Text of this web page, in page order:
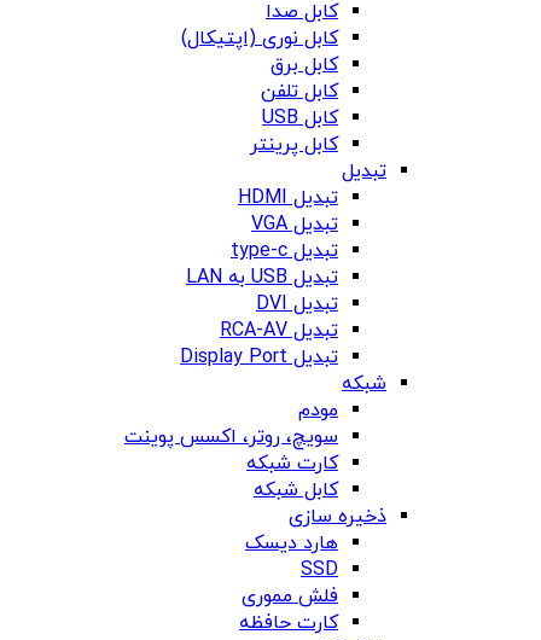
کابل صدا
کابل نوری (اپتیکال)
کابل برق
کابل تلفن
کابل USB
کابل پرینتر
تبدیل
تبدیل HDMI
تبدیل VGA
تبدیل type-c
تبدیل USB به LAN
تبدیل DVI
تبدیل RCA-AV
تبدیل Display Port
شبکه
مودم
سویچ، روتر، اکسس پوینت
کارت شبکه
کابل شبکه
ذخیره سازی
هارد دیسک
SSD
فلش مموری
کارت حافظه